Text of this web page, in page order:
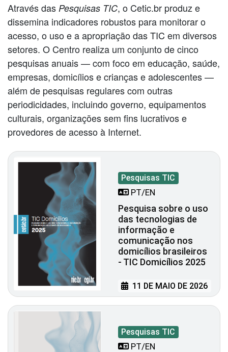
Através das Pesquisas TIC, o Cetic.br produz e
dissemina indicadores robustos para monitorar o
acesso, o uso e a apropriação das TIC em diversos
setores. O Centro realiza um conjunto de cinco
pesquisas anuais — com foco em educação, saúde,
empresas, domicílios e crianças e adolescentes —
além de pesquisas regulares com outras
periodicidades, incluindo governo, equipamentos
culturais, organizações sem fins lucrativos e
provedores de acesso à Internet.
Pesquisas TIC
PT/EN
Pesquisa sobre o uso
das tecnologias de
informação e
comunicação nos
domicílios brasileiros
- TIC Domicílios 2025
11 DE MAIO DE 2026
Pesquisas TIC
PT/EN